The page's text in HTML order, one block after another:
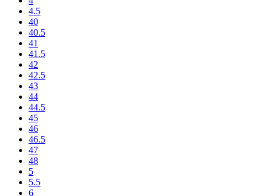
4.5
40
40.5
41
41.5
42
42.5
43
44
44.5
45
46
46.5
47
48
5
5.5
6